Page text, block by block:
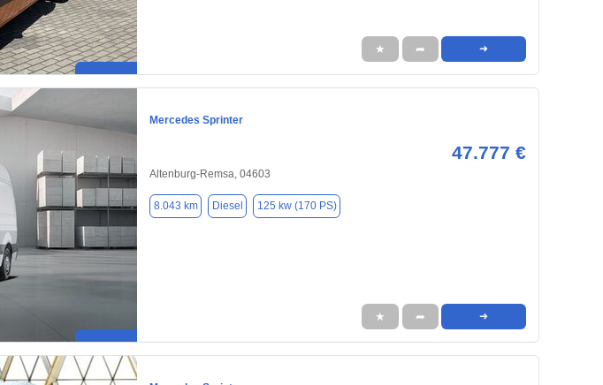
★ ➦ ➜
Mercedes Sprinter
47.777 €
Altenburg-Remsa, 04603
8.043 km Diesel 125 kw (170 PS)
★ ➦ ➜